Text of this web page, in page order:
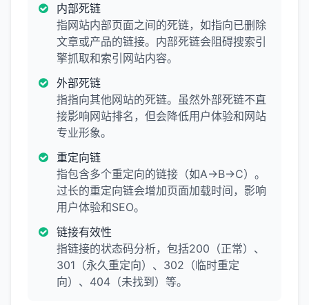
内部死链
指网站内部页面之间的死链，如指向已删除
文章或产品的链接。内部死链会阻碍搜索引
擎抓取和索引网站内容。
外部死链
指指向其他网站的死链。虽然外部死链不直
接影响网站排名，但会降低用户体验和网站
专业形象。
重定向链
指包含多个重定向的链接（如A→B→C）。
过长的重定向链会增加页面加载时间，影响
用户体验和SEO。
链接有效性
指链接的状态码分析，包括200（正常）、
301（永久重定向）、302（临时重定
向）、404（未找到）等。